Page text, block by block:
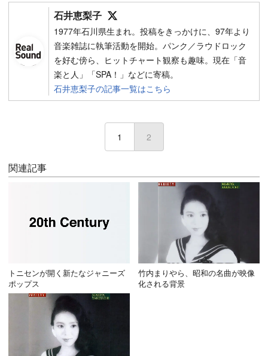
石井恵梨子
1977年石川県生まれ。投稿をきっかけに、97年より
音楽雑誌に執筆活動を開始。パンク／ラウドロック
を好む傍ら、ヒットチャート観察も趣味。現在「音
楽と人」「SPA！」などに寄稿。
石井恵梨子の記事一覧はこちら
1 2
関連記事
トニセンが開く新たなジャニーズ
ポップス
竹内まりやら、昭和の名曲が映像
化される背景